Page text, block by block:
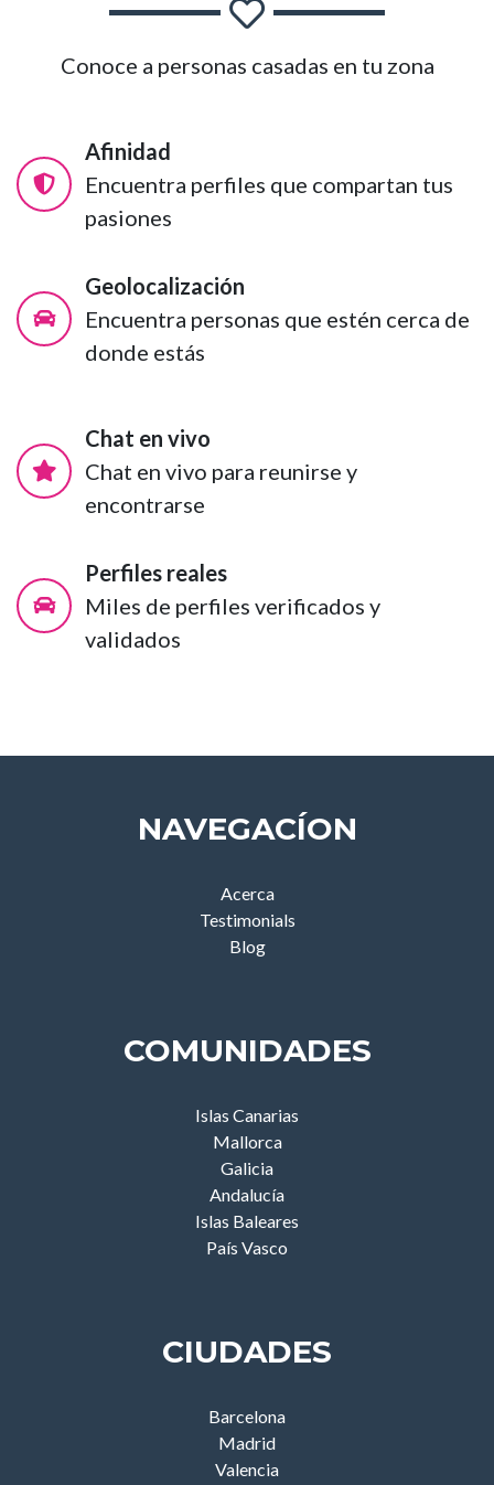
Conoce a personas casadas en tu zona
Afinidad
Encuentra perfiles que compartan tus
pasiones
Geolocalización
Encuentra personas que estén cerca de
donde estás
Chat en vivo
Chat en vivo para reunirse y
encontrarse
Perfiles reales
Miles de perfiles verificados y
validados
NAVEGACÍON
Acerca
Testimonials
Blog
COMUNIDADES
Islas Canarias
Mallorca
Galicia
Andalucía
Islas Baleares
País Vasco
CIUDADES
Barcelona
Madrid
Valencia